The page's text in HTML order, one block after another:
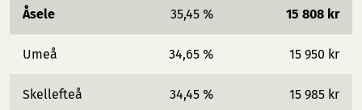
Åsele 35,45 % 15 808 kr
Umeå 34,65 % 15 950 kr
Skellefteå 34,45 % 15 985 kr